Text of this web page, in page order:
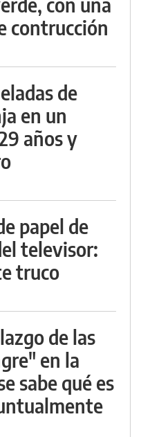
contrucción
de
en un
años y
papel de
televisor:
truco
de las
en la
sabe qué es